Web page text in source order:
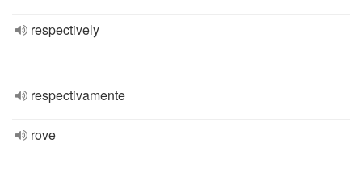
respectively
respectivamente
rove